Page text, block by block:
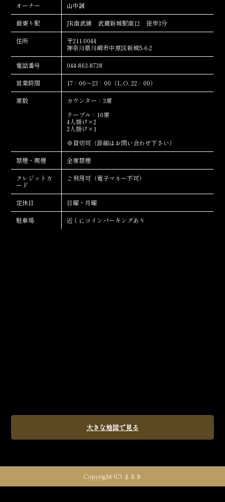
オーナー 山中誠
最寄り駅 JR南武線 武蔵新城駅南口 徒歩3分
住所
〒211-0044
神奈川県川崎市中原区新城5-6-2
電話番号 044-863-8738
営業時間 17：00～23：00（L.O. 22：00）
席数
カウンター：3席
テーブル：10席
4人掛け×2
2人掛け×1
※貸切可（詳細はお問い合わせ下さい）
禁煙・喫煙 全席禁煙
クレジットカ
ード
ご利用可（電子マネー不可）
定休日 日曜・月曜
駐車場 近くにコインパーキングあり
大きな地図で見る
Copyright (C) まるき